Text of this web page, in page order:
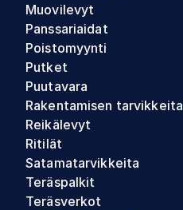
Muovilevyt
Panssariaidat
Poistomyynti
Putket
Puutavara
Rakentamisen tarvikkeita
Reikälevyt
Ritilät
Satamatarvikkeita
Teräspalkit
Teräsverkot